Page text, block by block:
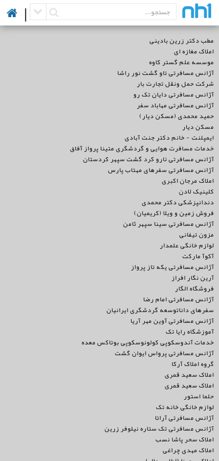
|
مطب دکتر زرین بادینی
املاک مغازه ای
موسسه علم گستر کاوه
آژانس مسافرتی تاو گشت نور راشا
شرکت حمل ونقل تجارت بار
آژانس مسافرتی دایان تک رو
آژانس مسافرتی مهاباد سفر
حمید محمدی (مسکن دیار)
مسکن دیار
ایمپلنت - خانم دکتر جنت آبادی
خدمات مسافرت هوایی و گردشگری متینا پرواز آفاق
آژانس مسافرتی ئارو کرد گشت سپهر کردستان
آژانس مسافرتی سفرهای مهتاب پارس
املاک مرجان اکبری
کلینیک لادن
دندانپزشکی دکتر محمدی
فروش زمین و ویلا (کریمیان)
آژانس مسافرتی سینا سپهر ثامن
مزون تیفانی
لوازم خانگی علمدار
آکوآ مارکت
آژانس مسافرتی یکه تاز پرواز
آرین نگار افراز
فروشگاه الگار
آژانس مسافرتی امام رضا
سفرهای داناتوسعه گردشگری ایرانیان
آژانس مسافرتی آوین مهر آریا
آموزشگاه رایا تک
خدمات آندوسکوپی کولونوسکوپی بوتاکس معده
آژانس مسافرتی پرواس ایوان گشت
گروه املاک آرکا
املاک سعید قمری
املاک سعید قمری
حلما استور
لوازم خانگی خانه تک
آژانس مسافرتی آراتا
آژانس مسافرتی تک ستاره نیلوفر زرین
املاک سحر پاشا نسب
املاک مهدی چراغی